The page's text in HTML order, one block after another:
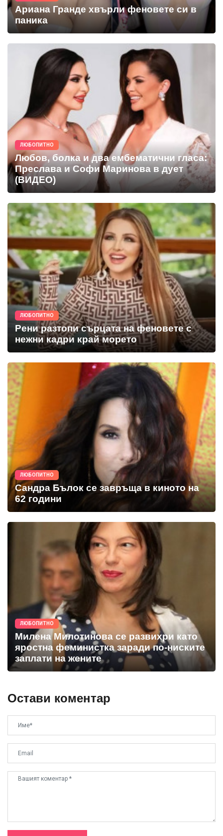
Ариана Гранде хвърли феновете си в
паника
ЛЮБОПИТНО
Любов, болка и два ембематични гласа:
Преслава и Софи Маринова в дует
(ВИДЕО)
ЛЮБОПИТНО
Рени разтопи сърцата на феновете с
нежни кадри край морето
ЛЮБОПИТНО
Сандра Бълок се завръща в киното на
62 години
ЛЮБОПИТНО
Милена Милотинова се развихри като
яростна феминистка заради по-ниските
заплати на жените
Остави коментар